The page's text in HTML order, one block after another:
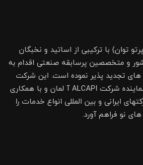
توان) با ترکیبی از اساتید و نخبگان
و متخصصین پرسابقه صنعتی اقدام به
های تجدید پذیر نموده است. این شرکت
مفتخر است به عنوان نماینده شرکت ALCAPI آ لمان و با همکاری
ایرانی و بین المللی انواع خدمات را
های نو فراهم آورد.